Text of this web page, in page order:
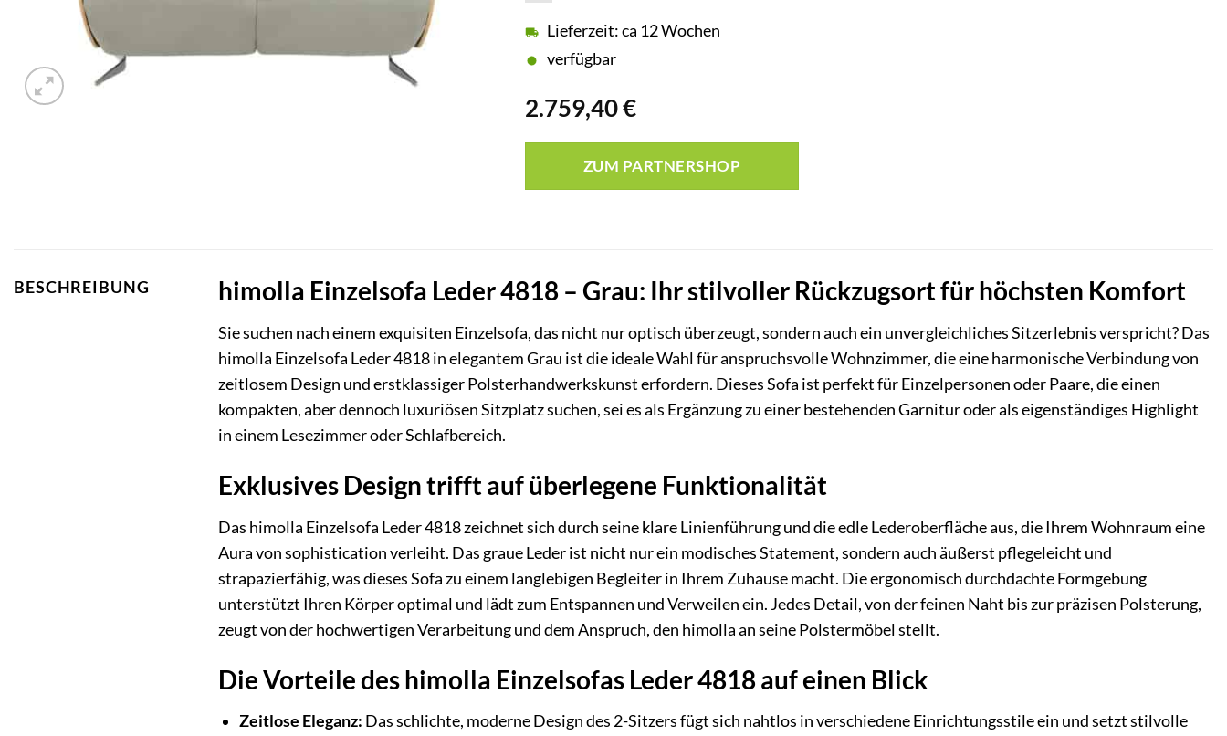
2.759,40€
Lieferzeit: ca 12 Wochen
verfügbar
ZUM PARTNERSHOP
BESCHREIBUNG himolla Einzelsofa Leder 4818 – Grau: Ihr stilvoller Rückzugsort für höchsten Komfort
Sie suchen nach einem exquisiten Einzelsofa, das nicht nur optisch überzeugt, sondern auch ein unvergleichliches Sitzerlebnis verspricht? Das
himolla Einzelsofa Leder 4818 in elegantem Grau ist die ideale Wahl für anspruchsvolle Wohnzimmer, die eine harmonische Verbindung von
zeitlosem Design und erstklassiger Polsterhandwerkskunst erfordern. Dieses Sofa ist perfekt für Einzelpersonen oder Paare, die einen
kompakten, aber dennoch luxuriösen Sitzplatz suchen, sei es als Ergänzung zu einer bestehenden Garnitur oder als eigenständiges Highlight
in einem Lesezimmer oder Schlafbereich.
Exklusives Design trifft auf überlegene Funktionalität
Das himolla Einzelsofa Leder 4818 zeichnet sich durch seine klare Linienführung und die edle Lederoberfläche aus, die Ihrem Wohnraum eine
Aura von sophistication verleiht. Das graue Leder ist nicht nur ein modisches Statement, sondern auch äußerst pflegeleicht und
strapazierfähig, was dieses Sofa zu einem langlebigen Begleiter in Ihrem Zuhause macht. Die ergonomisch durchdachte Formgebung
unterstützt Ihren Körper optimal und lädt zum Entspannen und Verweilen ein. Jedes Detail, von der feinen Naht bis zur präzisen Polsterung,
zeugt von der hochwertigen Verarbeitung und dem Anspruch, den himolla an seine Polstermöbel stellt.
Die Vorteile des himolla Einzelsofas Leder 4818 auf einen Blick
Zeitlose Eleganz: Das schlichte, moderne Design des 2-Sitzers fügt sich nahtlos in verschiedene Einrichtungsstile ein und setzt stilvolle